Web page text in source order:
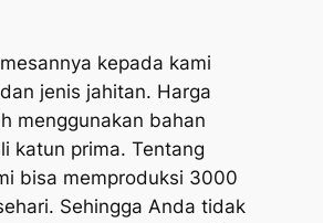
kepada kami
jenis jahitan. Harga
menggunakan bahan
katun prima. Tentang
bisa memproduksi 3000
Sehingga Anda tidak